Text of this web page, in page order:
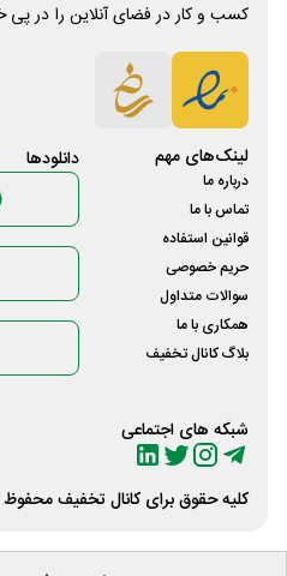
کسب و کار در فضای آنلاین را در
لینک‌های مهم
درباره ما
تماس با ما
قوانین استفاده
حریم خصوصی
سوالات متداول
همکاری با ما
بلاگ کانال تخفیف
شبکه های اجتماعی
دانلود‌ها
کلیه حقوق برای کانال تخفیفمحفوظ